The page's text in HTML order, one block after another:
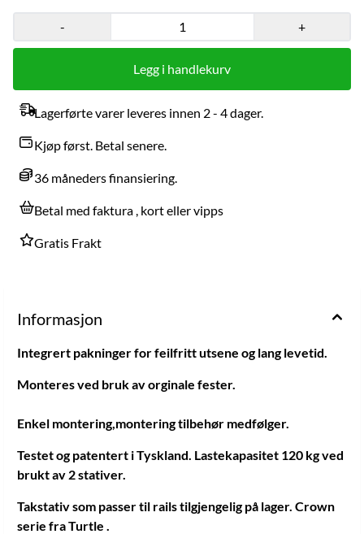
- +
Legg i handlekurv
Lagerførte varer leveres innen 2 - 4 dager.
Kjøp først. Betal senere.
36 måneders finansiering.
Betal med faktura , kort eller vipps
Gratis Frakt
Informasjon
Integrert pakninger for feilfritt utsene og lang levetid.
Monteres ved bruk av orginale fester.
Enkel montering,montering tilbehør medfølger.
Testet og patentert i Tyskland. Lastekapasitet 120 kg ved
brukt av 2 stativer.
Takstativ som passer til rails tilgjengelig på lager. Crown
serie fra Turtle .